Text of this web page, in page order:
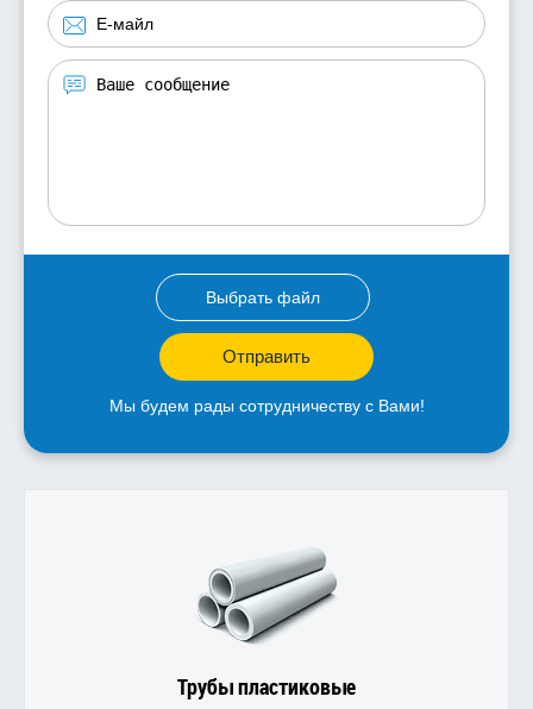
Выбрать файл
Отправить
Мы будем рады сотрудничеству с Вами!
Трубы пластиковые